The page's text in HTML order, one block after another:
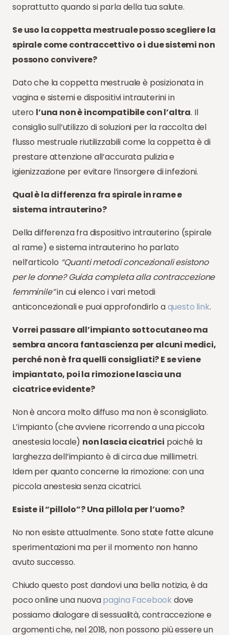
soprattutto quando si parla della tua salute.
Se uso la coppetta mestruale posso scegliere la
spirale come contraccettivo o i due sistemi non
possono convivere?
Dato che la coppetta mestruale è posizionata in
vagina e sistemi e dispositivi intrauterini in
utero l’una non è incompatibile con l’altra. Il
consiglio sull’utilizzo di soluzioni per la raccolta del
flusso mestruale riutilizzabili come la coppetta è di
prestare attenzione all’accurata pulizia e
igienizzazione per evitare l’insorgere di infezioni.
Qual è la differenza fra spirale in rame e
sistema intrauterino?
Della differenza fra dispositivo intrauterino (spirale
al rame) e sistema intrauterino ho parlato
nell’articolo “Quanti metodi concezionali esistono
per le donne? Guida completa alla contraccezione
femminile”in cui elenco i vari metodi
anticoncezionali e puoi approfondirlo aquesto link.
Vorrei passare all’impianto sottocutaneo ma
sembra ancora fantascienza per alcuni medici,
perché non è fra quelli consigliati? E se viene
impiantato, poi la rimozione lascia una
cicatrice evidente?
Non è ancora molto diffuso ma non è sconsigliato.
L’impianto (che avviene ricorrendo a una piccola
anestesia locale) non lascia cicatrici poiché la
larghezza dell’impianto è di circa due millimetri.
Idem per quanto concerne la rimozione: con una
piccola anestesia senza cicatrici.
Esiste il “pillolo”? Una pillola per l’uomo?
No non esiste attualmente. Sono state fatte alcune
sperimentazioni ma per il momento non hanno
avuto successo.
Chiudo questo post dandovi una bella notizia, è da
poco online una nuovapagina Facebook dove
possiamo dialogare di sessualità, contraccezione e
argomenti che, nel 2018, non possono più essere un